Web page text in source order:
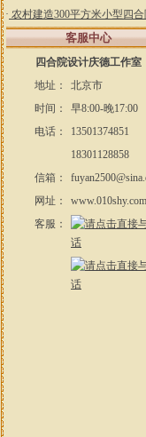
· 农村建造300平方米小型四合
客服中心
四合院设计庆德工作室
地址：
北京市
时间：
早8:00-晚17:00
电话：
13501374851
18301128858
信箱：
网址：
www.010shy.com
客服：